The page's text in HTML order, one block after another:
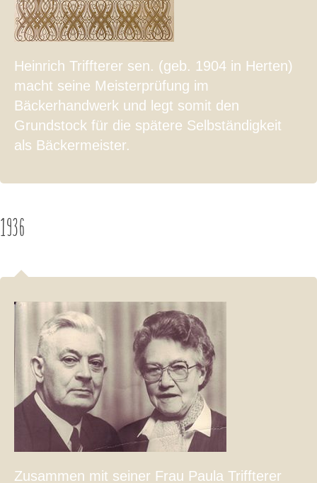
Heinrich Triffterer sen. (geb. 1904 in Herten)
macht seine Meisterprüfung im
Bäckerhandwerk und legt somit den
Grundstock für die spätere Selbständigkeit
als Bäckermeister.
1936
Zusammen mit seiner Frau Paula Triffterer